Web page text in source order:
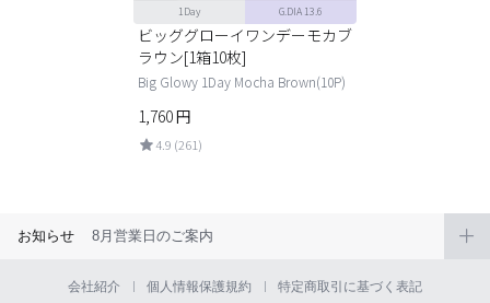
1Day G.DIA 13.6
ビッググローイワンデーモカブ
ラウン[1箱10枚]
Big Glowy 1Day Mocha Brown(10P)
1,760円
4.9 (261)
お知らせ 8月営業日のご案内
会社紹介 個人情報保護規約 特定商取引に基づく表記